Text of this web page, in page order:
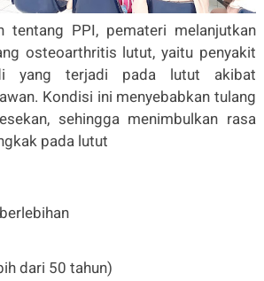
tentang PPI, pemateri melanjutkan
osteoarthritis lutut, yaitu penyakit
yang terjadi pada lutut akibat
Kondisi ini menyebabkan tulang
sehingga menimbulkan rasa
pada lutut
dari 50 tahun)